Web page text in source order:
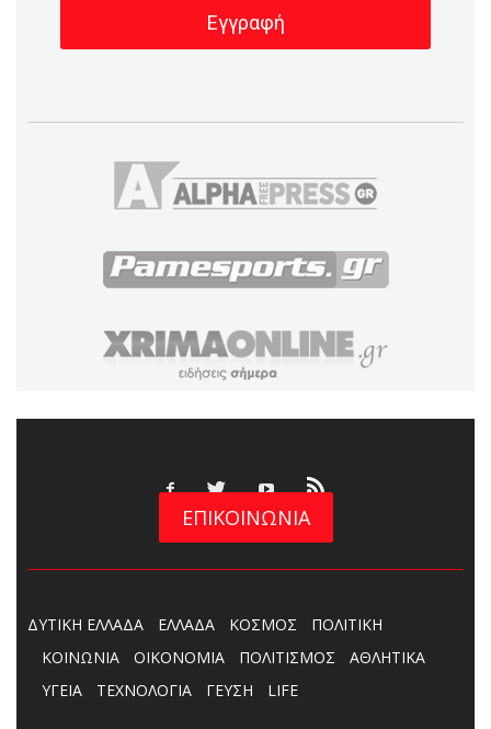
ΕΠΙΚΟΙΝΩΝΙΑ
ΔΥΤΙΚΗ ΕΛΛΑΔΑ ΕΛΛΑΔΑ ΚΟΣΜΟΣ
ΠΟΛΙΤΙΚΗ
ΚΟΙΝΩΝΙΑ
ΟΙΚΟΝΟΜΙΑ ΠΟΛΙΤΙΣΜΟΣ
ΑΘΛΗΤΙΚΑ
ΥΓΕΙΑ
ΤΕΧΝΟΛΟΓΙΑ ΓΕΥΣΗ LIFE